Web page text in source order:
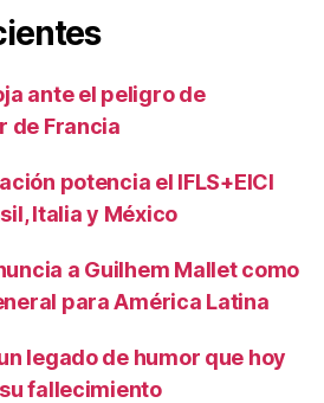
ante el peligro de
de Francia
potencia el IFLS+EICI
Italia y México
a Guilhem Mallet como
para América Latina
legado de humor que hoy
fallecimiento